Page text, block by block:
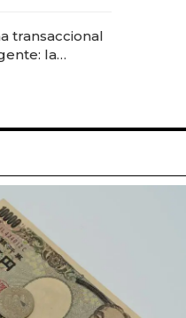
transaccional
la